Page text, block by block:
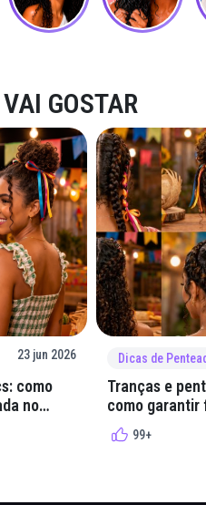
GOSTAR
23 jun 2026
como
no
Dicas de
Tranças e
como garantir
quadrilha
99+